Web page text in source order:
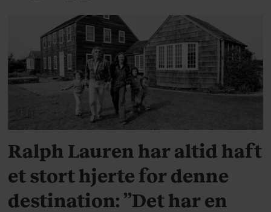
Ralph Lauren har altid haft
et stort hjerte for denne
destination: ”Det har en